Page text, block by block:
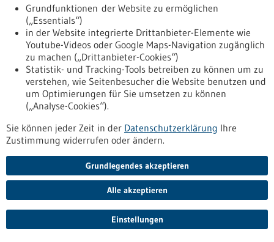
bw.de/fachbeitrag/pm/erbgut-als-schluessel-zur-
personalisierten-medizin
Umfangreicher Wissens- und Datenaustausch mithilfe von
Künstlicher Intelligenz - 10.12.2024
Digitale Medizin: Baden-Württembergische
Kliniken vernetzen sich mit neuer
Infrastruktur
Projekt PC3-AIDA ermöglicht Universitätskliniken
umfangreichen Wissens- und Datenaustausch mithilfe von
Künstlicher Intelligenz. Der erste Grundstein einer
Zukunftsvision: An den baden-württembergischen
Unikliniken Freiburg, Tübingen und Ulm sowie der
Universitätsmedizin Mannheim wird eine neue
Grundfunktionen der Website zu ermöglichen
(„Essentials“)
in der Website integrierte Drittanbieter-Elemente wie
Youtube-Videos oder Google Maps-Navigation zugänglich
zu machen („Drittanbieter-Cookies“)
Statistik- und Tracking-Tools betreiben zu können um zu
verstehen, wie Seitenbesucher die Website benutzen und
um Optimierungen für Sie umsetzen zu können
(„Analyse-Cookies“).
Sie können jeder Zeit in der Datenschutzerklärung Ihre
Zustimmung widerrufen oder ändern.
Grundlegendes akzeptieren
Alle akzeptieren
Einstellungen